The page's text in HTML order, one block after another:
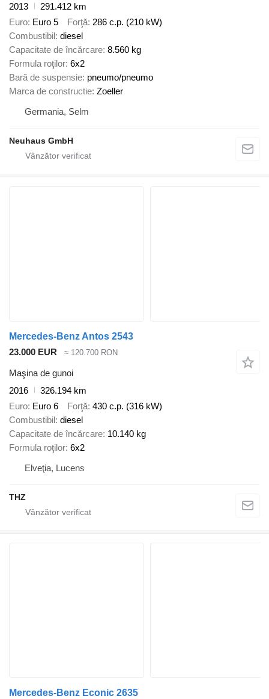
2013
291.412 km
Euro Euro 5 Forţă 286 c.p. (210 kW)
Combustibil diesel
Capacitate de încărcare 8.560 kg
Formula roţilor 6x2
Bară de suspensie pneumo/pneumo
Marca de constructie Zoeller
Germania, Selm
Neuhaus GmbH
Mercedes-Benz Antos 2543
23.000 EUR
≈ 120.700 RON
Maşina de gunoi
2016
326.194 km
Euro Euro 6 Forţă 430 c.p. (316 kW)
Combustibil diesel
Capacitate de încărcare 10.140 kg
Formula roţilor 6x2
Elveţia, Lucens
THZ
Mercedes-Benz Econic 2635